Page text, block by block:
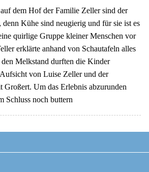
dem Hof der Familie Zeller sind der
Kühe sind neugierig und für sie ist es
quirlige Gruppe kleiner Menschen vor
erklärte anhand von Schautafeln alles
Melkstand durften die Kinder
von Luise Zeller und der
Großert. Um das Erlebnis abzurunden
Schluss noch buttern